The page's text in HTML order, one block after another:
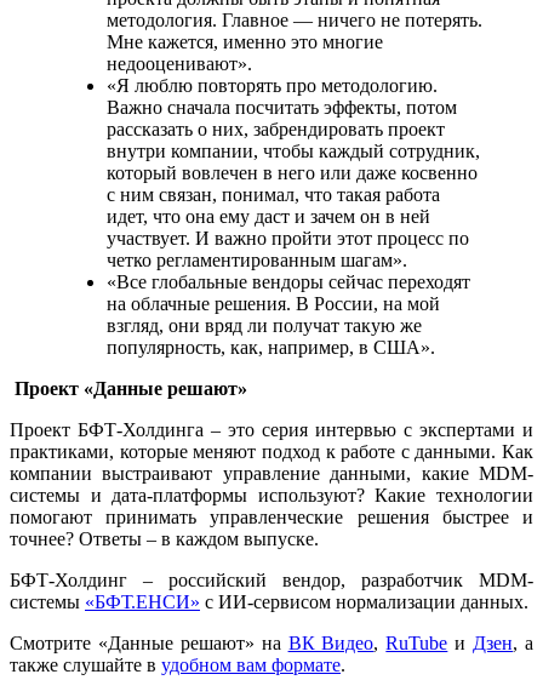
методология. Главное — ничего не потерять.
Мне кажется, именно это многие
недооценивают».
«Я люблю повторять про методологию.
Важно сначала посчитать эффекты, потом
рассказать о них, забрендировать проект
внутри компании, чтобы каждый сотрудник,
который вовлечен в него или даже косвенно
с ним связан, понимал, что такая работа
идет, что она ему даст и зачем он в ней
участвует. И важно пройти этот процесс по
четко регламентированным шагам».
«Все глобальные вендоры сейчас переходят
на облачные решения. В России, на мой
взгляд, они вряд ли получат такую же
популярность, как, например, в США».
Проект «Данные решают»
Проект БФТ-Холдинга – это серия интервью с экспертами и
практиками, которые меняют подход к работе с данными. Как
компании выстраивают управление данными, какие MDM-
системы и дата-платформы используют? Какие технологии
помогают принимать управленческие решения быстрее и
точнее? Ответы – в каждом выпуске.
БФТ-Холдинг – российский вендор, разработчик MDM-
системы «БФТ.ЕНСИ» с ИИ-сервисом нормализации данных.
Смотрите «Данные решают» на ВК Видео,RuTube и Дзен, а
также слушайте в удобном вам формате.